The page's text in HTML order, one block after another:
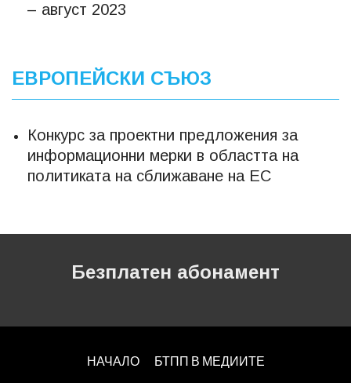
– август 2023
ЕВРОПЕЙСКИ СЪЮЗ
Конкурс за проектни предложения за
информационни мерки в областта на
политиката на сближаване на ЕС
Безплатен абонамент
НАЧАЛО БТПП В МЕДИИТЕ